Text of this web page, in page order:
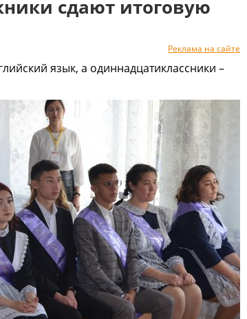
сдают итоговую
Реклама на сайте
язык, а одиннадцатиклассники –